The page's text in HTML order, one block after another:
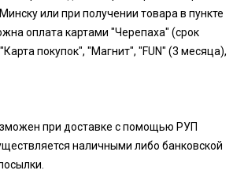
или при получении товара в пункте
оплата картами "Черепаха" (срок
покупок", "Магнит", "FUN" (3 месяца),
при доставке с помощью РУП
наличными либо банковской